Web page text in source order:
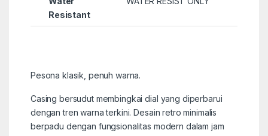
Resistant
Pesona klasik, penuh warna.
Casing bersudut membingkai dial yang diperbarui
dengan tren warna terkini. Desain retro minimalis
berpadu dengan fungsionalitas modern dalam jam